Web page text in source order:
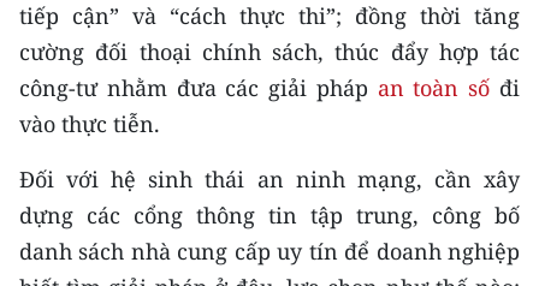
tiếp cận” và “cách thực thi”; đồng thời tăng
cường đối thoại chính sách, thúc đẩy hợp tác
công-tư nhằm đưa các giải pháp an toàn số đi
vào thực tiễn.
Đối với hệ sinh thái an ninh mạng, cần xây
dựng các cổng thông tin tập trung, công bố
danh sách nhà cung cấp uy tín để doanh nghiệp